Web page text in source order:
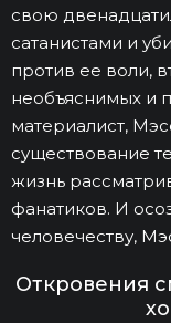
свою
сатанистами и
против ее воли,
необъяснимых и
материалист,
существование
жизнь
фанатиков. И
человечеству,
Откровения